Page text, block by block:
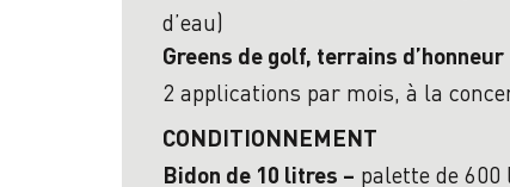
d’eau)
Greens de golf, terrains d’honneur
2 applications par mois, à la
CONDITIONNEMENT
Bidon de 10 litres – palette de 600